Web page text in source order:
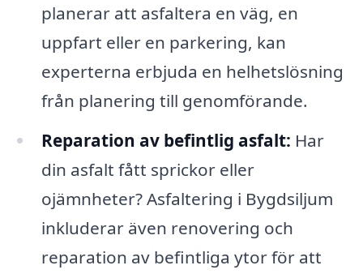
planerar att asfaltera en väg, en
uppfart eller en parkering, kan
experterna erbjuda en helhetslösning
från planering till genomförande.
Reparation av befintlig asfalt: Har
din asfalt fått sprickor eller
ojämnheter? Asfaltering i Bygdsiljum
inkluderar även renovering och
reparation av befintliga ytor för att